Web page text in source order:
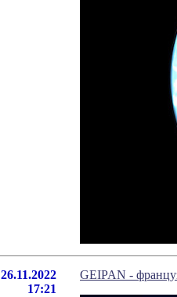
26.11.2022
17:21
GEIPAN -